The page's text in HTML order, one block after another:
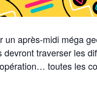
un après-midi méga
devront traverser les
toutes les